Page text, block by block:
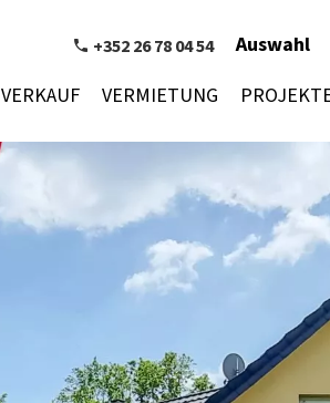
+352 26 78 04 54 Auswahl
VERKAUF VERMIETUNG